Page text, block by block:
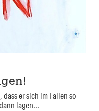
er sich im Fallen so
lagen...